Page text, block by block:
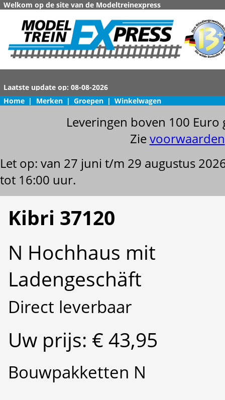
Welkom op de site van de Modeltreinexpress
Home | Merken | Groepen | Winkelwagen
Leveringen boven 100
Zievoorwaarden
Let op: van 27 juni t/m 29 augustus
tot 16:00 uur.
Kibri 37120
N Hochhaus mit
Ladengeschäft
Direct leverbaar
Uw prijs: € 43,95
Bouwpakketten N